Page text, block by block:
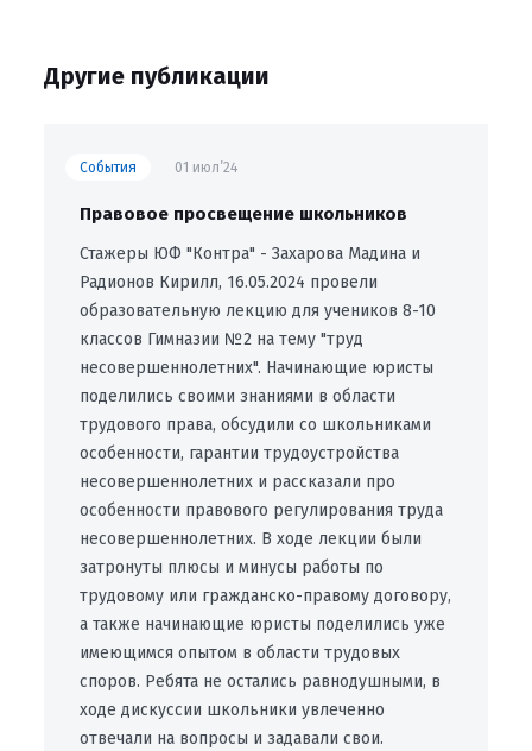
Другие публикации
События 01 июл’24
Правовое просвещение школьников
Стажеры ЮФ "Контра" - Захарова Мадина и
Радионов Кирилл, 16.05.2024 провели
образовательную лекцию для учеников 8-10
классов Гимназии №2 на тему "труд
несовершеннолетних". Начинающие юристы
поделились своими знаниями в области
трудового права, обсудили со школьниками
особенности, гарантии трудоустройства
несовершеннолетних и рассказали про
особенности правового регулирования труда
несовершеннолетних. В ходе лекции были
затронуты плюсы и минусы работы по
трудовому или гражданско-правому договору,
а также начинающие юристы поделились уже
имеющимся опытом в области трудовых
споров. Ребята не остались равнодушными, в
ходе дискуссии школьники увлеченно
отвечали на вопросы и задавали свои.